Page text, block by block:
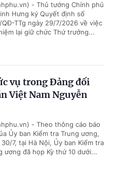
- Thủ tướng Chính phủ
Hưng ký Quyết định số
QĐ-TTg ngày 29/7/2026 về việc
lại giữ chức Thứ trưởng...
vụ trong Đảng đối
Việt Nam Nguyễn
- Theo thông cáo báo
Ủy ban Kiểm tra Trung ương,
30/7, tại Hà Nội, Ủy ban Kiểm tra
ương đã họp Kỳ thứ 10 dưới...